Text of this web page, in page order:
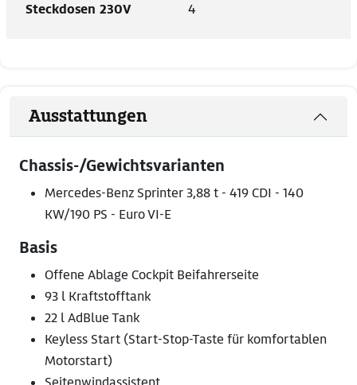
Steckdosen 230V
4
Ausstattungen
Chassis-/Gewichtsvarianten
Mercedes-Benz Sprinter 3,88 t - 419 CDI - 140
KW/190 PS - Euro VI-E
Basis
Offene Ablage Cockpit Beifahrerseite
93 l Kraftstofftank
22 l AdBlue Tank
Keyless Start (Start-Stop-Taste für komfortablen
Motorstart)